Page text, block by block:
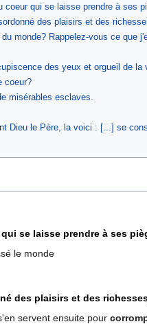
qui se laisse prendre à ses
des plaisirs et des
monde? Rappelez-vous ce que
des yeux et orgueil de la
coeur?
misérables esclaves.
Dieu le Père, la voici : [...] se
se laisse prendre à ses
le monde
des plaisirs et des
servent ensuite pour